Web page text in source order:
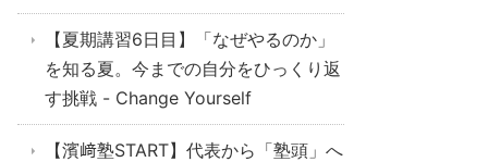
【夏期講習6日目】「なぜやるのか」
を知る夏。今までの自分をひっくり返
す挑戦 - Change Yourself
【濱﨑塾START】代表から「塾頭」へ